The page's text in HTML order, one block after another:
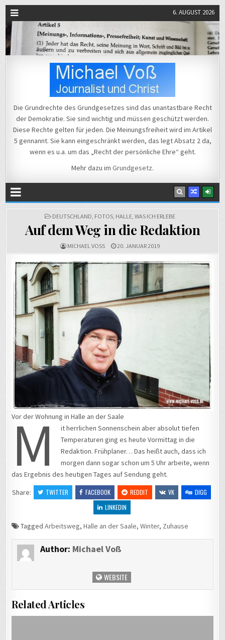
6. AUGUST 2026
Michael Voß
Die Grundrechte des Grundgesetzes sind das unantastbare Recht
der Demokratie. Sie sind wichtig und müssen geschützt werden.
Diese Rechte gelten für jeden. Die Meinungsfreiheit wird im Artikel
5 gennannt. Sie kann eingeschränkt werden, das legt Absatz 2 da,
wenn es u.a. um das „Recht der persönliche Ehre“ geht.
Mehr dazu im Grundgesetz.
POSTED
IN
DEUTSCHLAND, FOTOS, HALLE, WAS ICH ERLEBE
Auf dem Weg in die Redaktion
MICHAEL VOSS 20. JANUAR 2019
Vor der Wohnung in Halle an der Saale
M
it herrlichen Sonnenschein aber absolut tiefen
Temperaturen ging es heute Vormittag in die
Redaktion. Frühplaner… Das heißt auch, dass ich
morgen dann sogar schon um 5 Uhr arbeite, wenn
das Ergebnis des heutigen Tages auf Sendung geht.
Share:
TWITTER FACEBOOK REDDIT VK
DIGG
LINKEDIN
TaggedArbeitsweg,Halle an der Saale,Winter, Zuhause
Author: Michael Voß
WEBSITE
Related Articles